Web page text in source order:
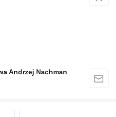
Andrzej Nachman